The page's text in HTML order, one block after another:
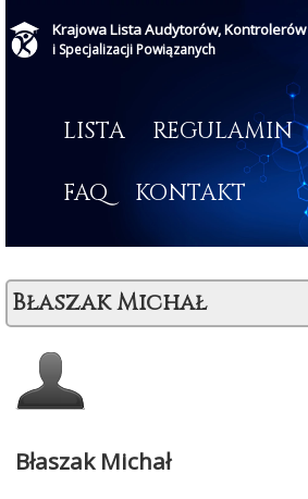
Krajowa Lista Audytorów, Kontrolerów
i Specjalizacji Powiązanych
LISTA REGULAMIN
FAQ KONTAKT
Błaszak Michał
Błaszak Michał